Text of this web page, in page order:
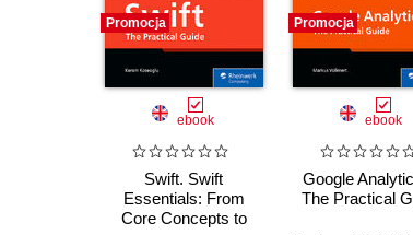
Promocja
ebook
Swift. Swift
Essentials: From
Core Concepts to
Promocja
ebook
Google
The Practical